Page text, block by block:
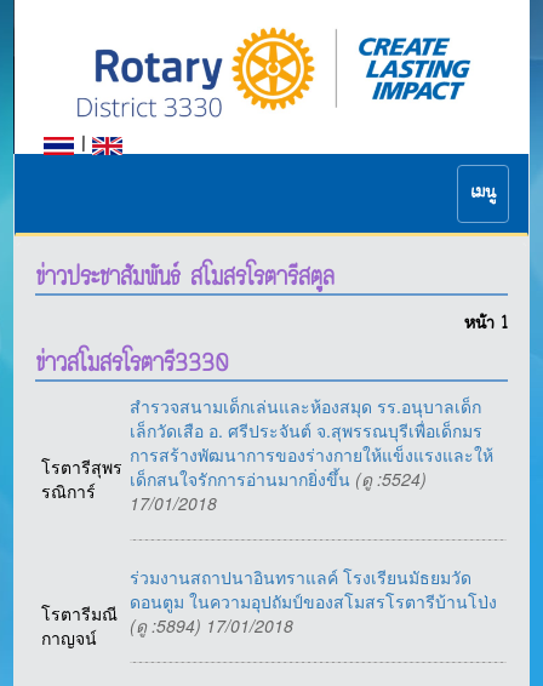
|
เมนู
ข่าวประชาสัมพันธ์ สโมสรโรตารีสตูล
หน้า 1
ข่าวสโมสรโรตารี3330
โรตารีสุพร
รณิการ์
สำรวจสนามเด็กเล่นและห้องสมุด รร.อนุบาลเด็ก
เล็กวัดเสือ อ. ศรีประจันต์ จ.สุพรรณบุรีเพื่อเด็กมร
การสร้างพัฒนาการของร่างกายให้แข็งแรงและให้
เด็กสนใจรักการอ่านมากยิ่งขึ้น (ดู :5524)
17/01/2018
โรตารีมณี
กาญจน์
ร่วมงานสถาปนาอินทราแลค์ โรงเรียนมัธยมวัด
ดอนตูม ในความอุปถัมป์ของสโมสรโรตารีบ้านโป่ง
(ดู :5894) 17/01/2018